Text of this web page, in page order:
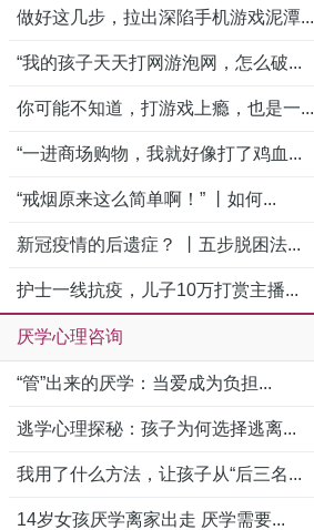
做好这几步，拉出深陷手机游戏泥潭...
“我的孩子天天打网游泡网，怎么破...
你可能不知道，打游戏上瘾，也是一...
“一进商场购物，我就好像打了鸡血...
“戒烟原来这么简单啊！” 丨如何...
新冠疫情的后遗症？ 丨五步脱困法...
护士一线抗疫，儿子10万打赏主播...
厌学心理咨询
“管”出来的厌学：当爱成为负担...
逃学心理探秘：孩子为何选择逃离...
我用了什么方法，让孩子从“后三名...
14岁女孩厌学离家出走 厌学需要...